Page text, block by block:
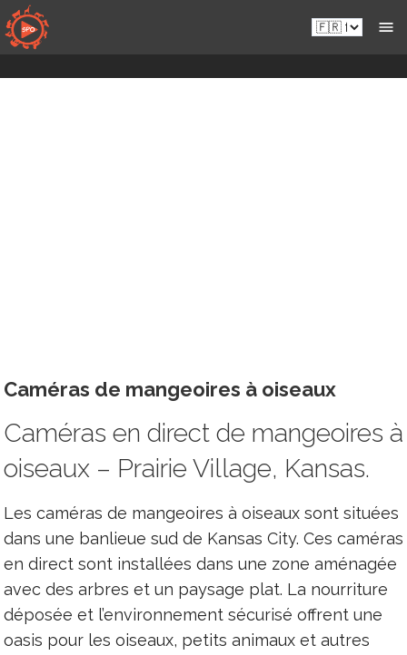
Passer
au
contenu
Fr.sportsmansparadiseonline.com
Caméras de mangeoires à oiseaux
Caméras en direct de mangeoires à
oiseaux – Prairie Village, Kansas.
Les caméras de mangeoires à oiseaux sont situées
dans une banlieue sud de Kansas City. Ces caméras
en direct sont installées dans une zone aménagée
avec des arbres et un paysage plat. La nourriture
déposée et l’environnement sécurisé offrent une
oasis pour les oiseaux, petits animaux et autres